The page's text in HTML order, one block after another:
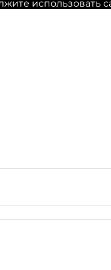
использовать